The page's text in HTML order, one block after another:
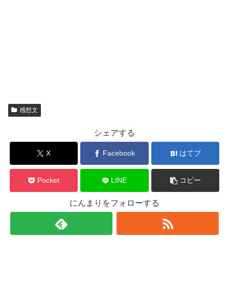
感想文
シェアする
X Facebook はてブ
Pocket LINE コピー
にんまりをフォローする